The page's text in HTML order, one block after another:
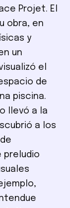
Projet. El
obra, en
y
un
el
de
piscina.
llevó a la
a los
preludio